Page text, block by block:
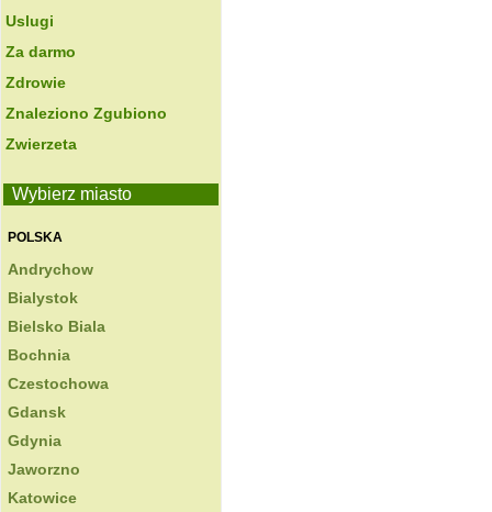
Uslugi
Za darmo
Zdrowie
Znaleziono Zgubiono
Zwierzeta
Wybierz miasto
POLSKA
Andrychow
Bialystok
Bielsko Biala
Bochnia
Czestochowa
Gdansk
Gdynia
Jaworzno
Katowice